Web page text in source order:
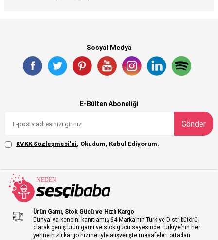
Sosyal Medya
E-Bülten Aboneliği
Gönder
KVKK Sözleşmesi'ni, Okudum, Kabul Ediyorum.
Ürün Gamı, Stok Gücü ve Hızlı Kargo
Dünya’ ya kendini kanıtlamış 64 Marka’nın Türkiye Distribütörü
olarak geniş ürün gamı ve stok gücü sayesinde Türkiye’nin her
yerine hızlı kargo hizmetiyle alışverişte mesafeleri ortadan